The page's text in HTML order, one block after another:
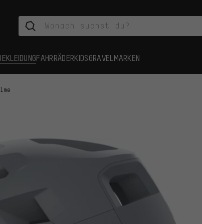
FAHRRÄDERKIDSGRAVEL MARKEN